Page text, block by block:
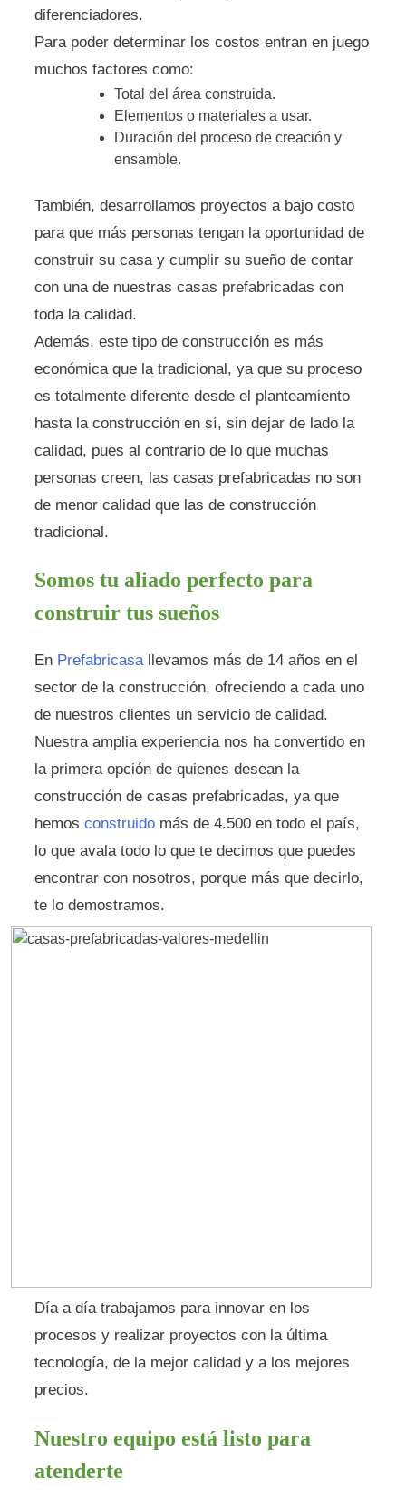
diferenciadores.
Para poder determinar los costos entran en juego
muchos factores como:
Total del área construida.
Elementos o materiales a usar.
Duración del proceso de creación y
ensamble.
También, desarrollamos proyectos a bajo costo
para que más personas tengan la oportunidad de
construir su casa y cumplir su sueño de contar
con una de nuestras casas prefabricadas con
toda la calidad.
Además, este tipo de construcción es más
económica que la tradicional, ya que su proceso
es totalmente diferente desde el planteamiento
hasta la construcción en sí, sin dejar de lado la
calidad, pues al contrario de lo que muchas
personas creen, las casas prefabricadas no son
de menor calidad que las de construcción
tradicional.
Somos tu aliado perfecto para
construir tus sueños
En Prefabricasallevamos más de 14 años en el
sector de la construcción, ofreciendo a cada uno
de nuestros clientes un servicio de calidad.
Nuestra amplia experiencia nos ha convertido en
la primera opción de quienes desean la
construcción de casas prefabricadas, ya que
hemosconstruido más de 4.500 en todo el país,
lo que avala todo lo que te decimos que puedes
encontrar con nosotros, porque más que decirlo,
te lo demostramos.
Día a día trabajamos para innovar en los
procesos y realizar proyectos con la última
tecnología, de la mejor calidad y a los mejores
precios.
Nuestro equipo está listo para
atenderte